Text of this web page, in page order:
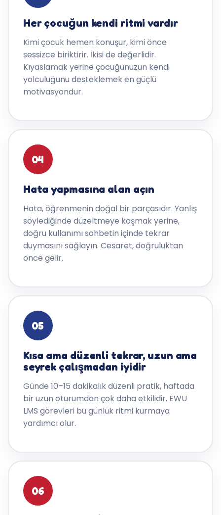
Her çocuğun kendi ritmi vardır
Kimi çocuk hemen konuşur, kimi önce
sessizce biriktirir. İkisi de değerlidir.
Kıyaslamak yerine çocuğunuzun kendi
yolculuğunu desteklemek en güçlü
motivasyondur.
04
Hata yapmasına alan açın
Hata, öğrenmenin doğal bir parçasıdır. Yanlış
söylediğinde düzeltmeye koşmak yerine,
doğru kullanımı sohbetin içinde tekrar
duymasını sağlayın. Cesaret, doğruluktan
önce gelir.
05
Kısa ama düzenli tekrar, uzun ama
seyrek çalışmadan iyidir
Günde 10–15 dakikalık düzenli pratik, haftada
bir uzun oturumdan çok daha etkilidir. EWU
LMS görevleri bu günlük ritmi kurmaya
yardımcı olur.
06